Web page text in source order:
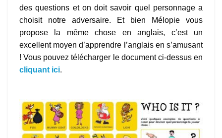
des questions et on doit savoir quel personnage a
choisit notre adversaire. Et bien Mélopie vous
propose la même chose en anglais, c’est un
excellent moyen d’apprendre l’anglais en s’amusant
! Vous pouvez télécharger le document ci-dessus en
cliquant ici.